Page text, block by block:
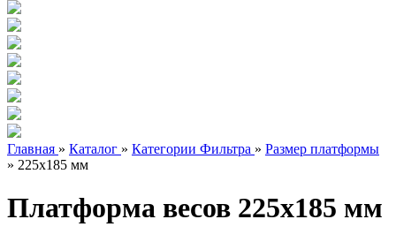
Главная » Каталог » Категории Фильтра » Размер платформы
» 225х185 мм
Платформа весов 225х185 мм